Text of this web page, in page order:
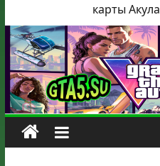
карты Акула